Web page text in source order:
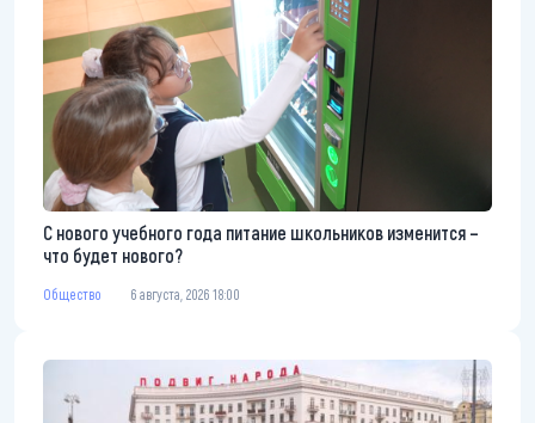
С нового учебного года питание школьников изменится –
что будет нового?
Общество 6 августа, 2026 18:00